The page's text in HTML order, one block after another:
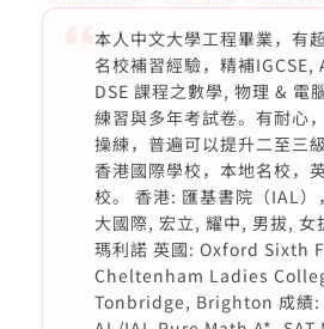
本人中文大學工程畢業，有
名校補習經驗，精補IGCSE,
DSE 課程之數學, 物理 & 電
練習與多年考試卷。有耐心
操練，普遍可以提升二至三
香港國際學校，本地名校，
校。 香港: 匯基書院（IAL）
大國際, 宏立, 耀中, 男拔, 女
瑪利諾 英國: Oxford Sixth
Cheltenham Ladies
Tonbridge, Brighton 成績: